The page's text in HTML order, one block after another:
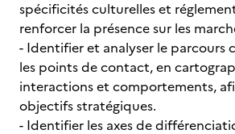
spécificités culturelles et
renforcer la présence sur les
- Identifier et analyser le parcours
les points de contact, en
interactions et comportements,
objectifs stratégiques.
- Identifier les axes de